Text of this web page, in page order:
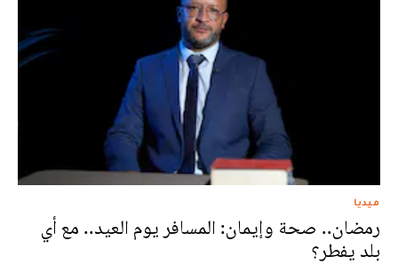
ميديا
رمضان.. صحة وإيمان: المسافر يوم العيد.. مع أي
بلد يفطر؟